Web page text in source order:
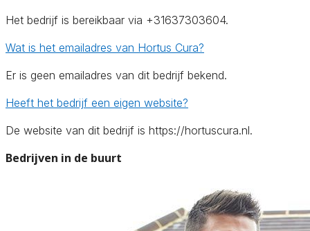
Het bedrijf is bereikbaar via +31637303604.
Wat is het emailadres van Hortus Cura?
Er is geen emailadres van dit bedrijf bekend.
Heeft het bedrijf een eigen website?
De website van dit bedrijf is https://hortuscura.nl.
Bedrijven in de buurt